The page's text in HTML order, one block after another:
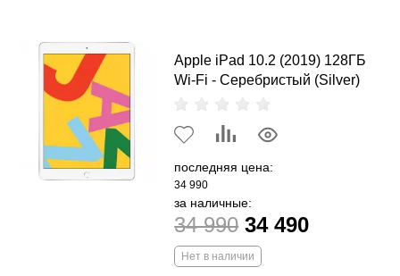
Apple iPad 10.2 (2019) 128ГБ
Wi-Fi - Серебристый (Silver)
последняя цена:
34 990
за наличные:
34 990 34 490
Нет в наличии